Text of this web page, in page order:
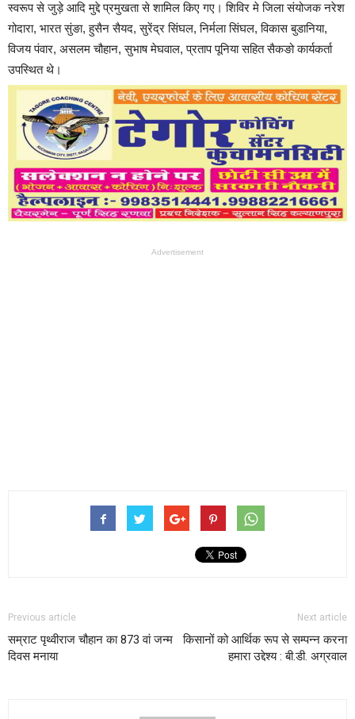
स्वरूप से जुड़े आदि मुद्दे प्रमुखता से शामिल किए गए। शिविर मे जिला संयोजक नरेश
गोदारा, भारत सुंङा, हुसैन सैयद, सुरेंद्र सिंघल, निर्मला सिंघल, विकास बुडानिया,
विजय पंवार, असलम चौहान, सुभाष मेघवाल, प्रताप पूनिया सहित सैकङो कार्यकर्ता
उपस्थित थे।
Advertisement
Previous article
सम्राट पृथ्वीराज चौहान का 873 वां जन्म
दिवस मनाया
Next article
किसानों को आर्थिक रूप से सम्पन्न करना
हमारा उद्देश्य : बी.डी. अग्रवाल